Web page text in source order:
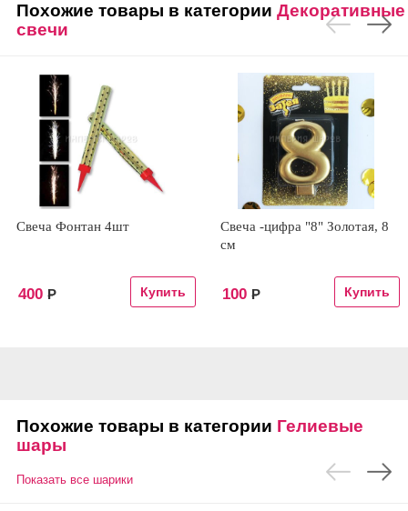
Похожие товары в категории Декоративные
свечи
Свеча Фонтан 4шт
400 Р
Свеча -цифра "8" Золотая, 8
см
100 Р
Похожие товары в категории Гелиевые
шары
Показать все шарики